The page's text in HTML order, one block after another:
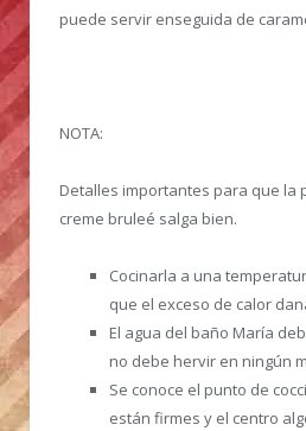
puede servir enseguida de
NOTA:
Detalles importantes para que la
creme bruleé salga bien.
Cocinarla a una
que el exceso de calor
El agua del baño María
no debe hervir en ningún
Se conoce el punto de
están firmes y el centro